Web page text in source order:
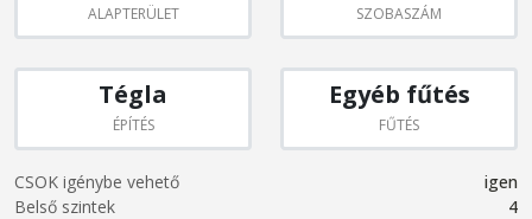
ALAPTERÜLET SZOBASZÁM
Tégla
ÉPÍTÉS
Egyéb fűtés
FŰTÉS
CSOK igénybe vehető
igen
Belső szintek
4